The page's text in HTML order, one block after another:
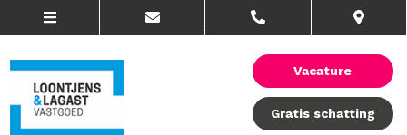
Vacature
Gratis schatting